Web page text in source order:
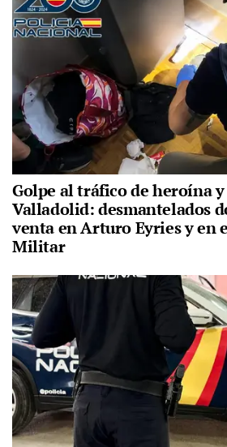
Golpe al tráfico de heroína
Valladolid: desmantelados
venta en Arturo Eyries y en
Militar